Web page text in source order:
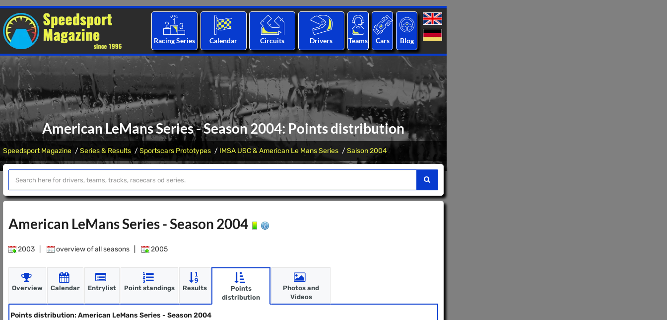
Racing Series Calendar Circuits Drivers Teams Cars Blog
American LeMans Series - Season 2004: Points distribution
Speedsport Magazine Series & Results Sportscars Prototypes IMSA USC & American Le Mans Series Saison 2004
American LeMans Series - Season 2004
2003 overview of all seasons 2005
Overview Calendar Entrylist Point standings Results
Points
distribution
Photos and
Videos
Points distribution: American LeMans Series - Season 2004